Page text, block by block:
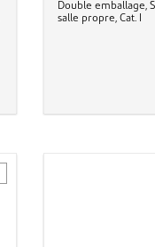
Double emballage,
salle propre, Cat. I